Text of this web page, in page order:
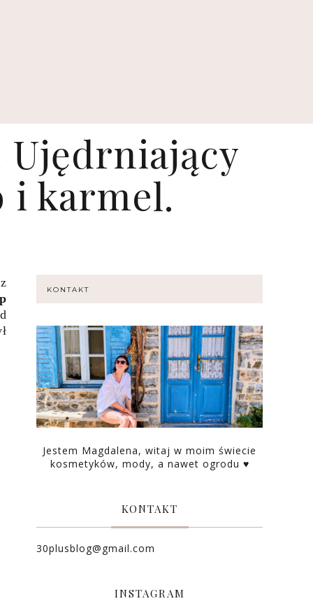
Ujędrniający
i karmel.
KONTAKT
Jestem Magdalena, witaj w moim świecie
kosmetyków, mody, a nawet ogrodu ♥
KONTAKT
30plusblog@gmail.com
INSTAGRAM